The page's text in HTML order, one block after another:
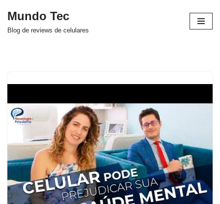
Avançar
Mundo Tec
Blog de reviews de celulares